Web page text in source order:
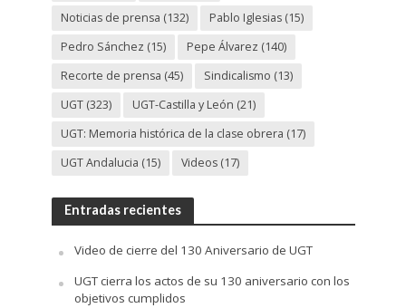
Noticias de prensa (132) Pablo Iglesias(15)
Pedro Sánchez (15) Pepe Álvarez (140)
Recorte de prensa (45) Sindicalismo (13)
UGT(323) UGT-Castilla y León (21)
UGT: Memoria histórica de la clase obrera (17)
UGT Andalucia (15) Videos(17)
Entradas recientes
Video de cierre del 130 Aniversario de UGT
UGT cierra los actos de su 130 aniversario con los
objetivos cumplidos